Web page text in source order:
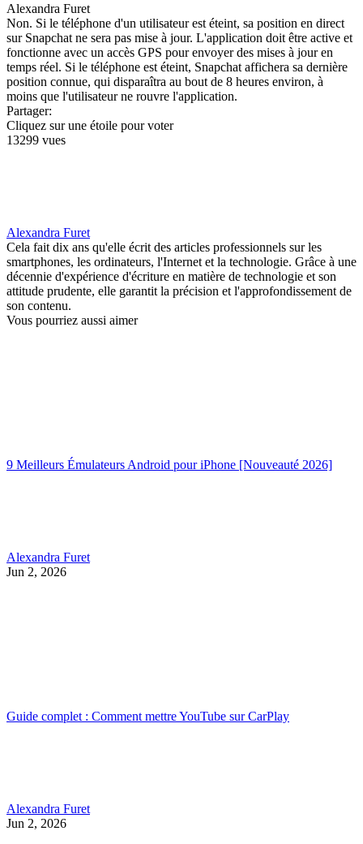
Alexandra Furet
Non. Si le téléphone d'un utilisateur est éteint, sa position en direct
sur Snapchat ne sera pas mise à jour. L'application doit être active et
fonctionne avec un accès GPS pour envoyer des mises à jour en
temps réel. Si le téléphone est éteint, Snapchat affichera sa dernière
position connue, qui disparaîtra au bout de 8 heures environ, à
moins que l'utilisateur ne rouvre l'application.
Partager:
Cliquez sur une étoile pour voter
13299 vues
Alexandra Furet
Cela fait dix ans qu'elle écrit des articles professionnels sur les
smartphones, les ordinateurs, l'Internet et la technologie. Grâce à une
décennie d'expérience d'écriture en matière de technologie et son
attitude prudente, elle garantit la précision et l'approfondissement de
son contenu.
Vous pourriez aussi aimer
9 Meilleurs Émulateurs Android pour iPhone [Nouveauté 2026]
Alexandra Furet
Jun 2, 2026
Guide complet : Comment mettre YouTube sur CarPlay
Alexandra Furet
Jun 2, 2026